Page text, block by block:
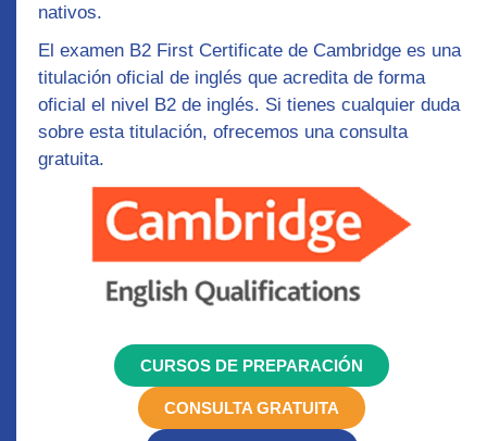
nativos.
El examen B2 First Certificate de Cambridge es una
titulación oficial de inglés que acredita de forma
oficial el nivel B2 de inglés. Si tienes cualquier duda
sobre esta titulación, ofrecemos una consulta
gratuita.
CURSOS DE PREPARACIÓN
CONSULTA GRATUITA